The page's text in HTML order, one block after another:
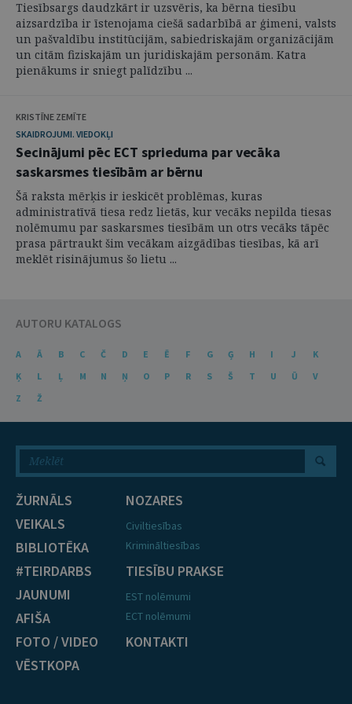
Tiesībsargs daudzkārt ir uzsvēris, ka bērna tiesību
aizsardzība ir īstenojama ciešā sadarbībā ar ģimeni, valsts
un pašvaldību institūcijām, sabiedriskajām organizācijām
un citām fiziskajām un juridiskajām personām. Katra
pienākums ir sniegt palīdzību ...
KRISTĪNE ZEMĪTE
SKAIDROJUMI. VIEDOKĻI
Secinājumi pēc ECT sprieduma par vecāka
saskarsmes tiesībām ar bērnu
Šā raksta mērķis ir ieskicēt problēmas, kuras
administratīvā tiesa redz lietās, kur vecāks nepilda tiesas
nolēmumu par saskarsmes tiesībām un otrs vecāks tāpēc
prasa pārtraukt šim vecākam aizgādības tiesības, kā arī
meklēt risinājumus šo lietu ...
AUTORU KATALOGS
A Ā B C Č D E Ē F G Ģ H I J
K
Ķ
L Ļ M N Ņ O P R S Š T U Ū
V
Z
Ž
ŽURNĀLS
VEIKALS
BIBLIOTĒKA
#TEIRDARBS
JAUNUMI
AFIŠA
FOTO / VIDEO
VĒSTKOPA
NOZARES
Civiltiesības
Krimināltiesības
TIESĪBU PRAKSE
EST nolēmumi
ECT nolēmumi
KONTAKTI